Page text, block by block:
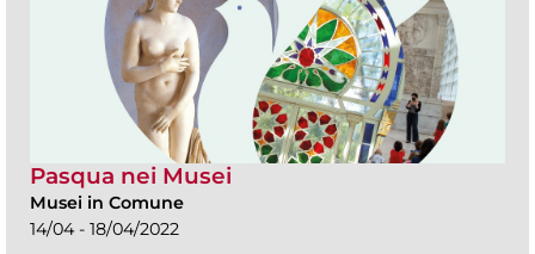
Pasqua nei Musei
Musei in Comune
14/04 - 18/04/2022